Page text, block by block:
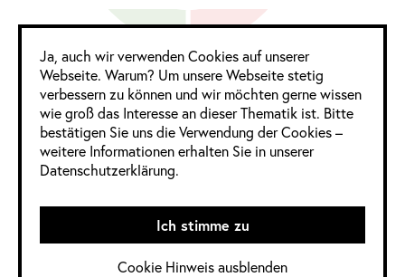
3 Frauen 3 Männer 0 Divers
Informationen
im Detail
2022 / 2023,2023
Deutschland,
Ja, auch wir verwenden Cookies auf unserer
Webseite. Warum? Um unsere Webseite stetig
verbessern zu können und wir möchten gerne wissen
wie groß das Interesse an dieser Thematik ist. Bitte
bestätigen Sie uns die Verwendung der Cookies –
weitere Informationen erhalten Sie in unserer
Datenschutzerklärung.
Ich stimme zu
Cookie Hinweis ausblenden
Google Analytics